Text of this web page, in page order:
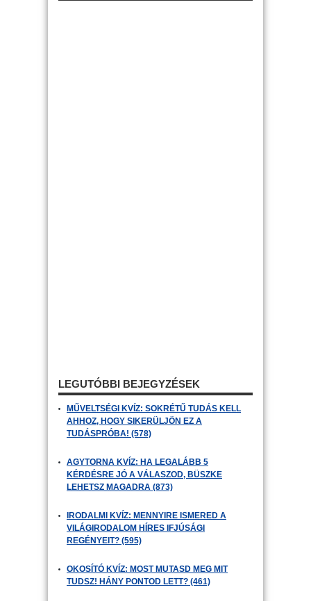
LEGUTÓBBI BEJEGYZÉSEK
MŰVELTSÉGI KVÍZ: SOKRÉTŰ TUDÁS KELL
AHHOZ, HOGY SIKERÜLJÖN EZ A
TUDÁSPRÓBA! (578)
AGYTORNA KVÍZ: HA LEGALÁBB 5
KÉRDÉSRE JÓ A VÁLASZOD, BÜSZKE
LEHETSZ MAGADRA (873)
IRODALMI KVÍZ: MENNYIRE ISMERED A
VILÁGIRODALOM HÍRES IFJÚSÁGI
REGÉNYEIT? (595)
OKOSÍTÓ KVÍZ: MOST MUTASD MEG MIT
TUDSZ! HÁNY PONTOD LETT? (461)